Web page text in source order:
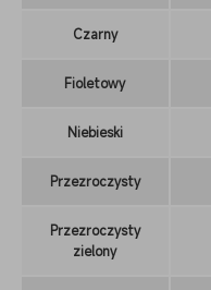
Czarny
Fioletowy
Niebieski
Przezroczysty
Przezroczysty
zielony